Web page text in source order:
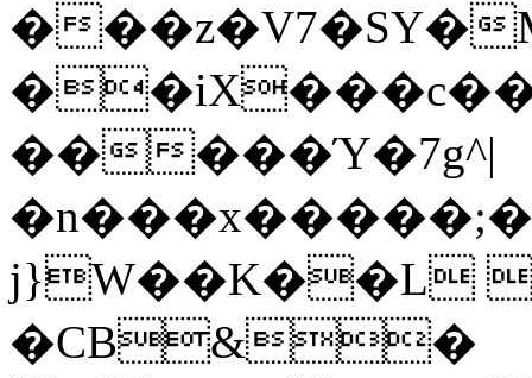
���z�V7�SY�
�����Ύ�7g^|
j}W��K��L
�CB&�